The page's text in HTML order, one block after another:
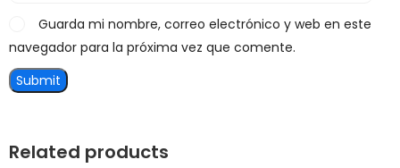
Guarda mi nombre, correo electrónico y web en este
navegador para la próxima vez que comente.
Related products